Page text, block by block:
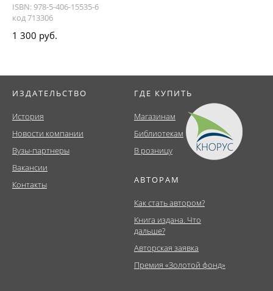
ISBN: 978-5-406-15535-6
код 713306
1 300 руб.
ИЗДАТЕЛЬСТВО
История
Новости компании
Вузы-партнеры
Вакансии
Контакты
ГДЕ КУПИТЬ
Магазинам
Библиотекам
В розницу
АВТОРАМ
Как стать автором?
Книга издана. Что
дальше?
Авторская заявка
Премия «Золотой фонд»